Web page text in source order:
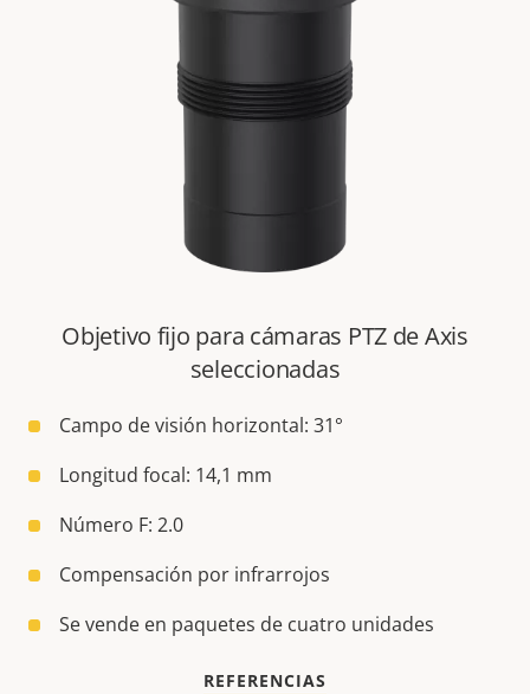
Objetivo fijo para cámaras PTZ de Axis
seleccionadas
Campo de visión horizontal: 31°
Longitud focal: 14,1 mm
Número F: 2.0
Compensación por infrarrojos
Se vende en paquetes de cuatro unidades
REFERENCIAS